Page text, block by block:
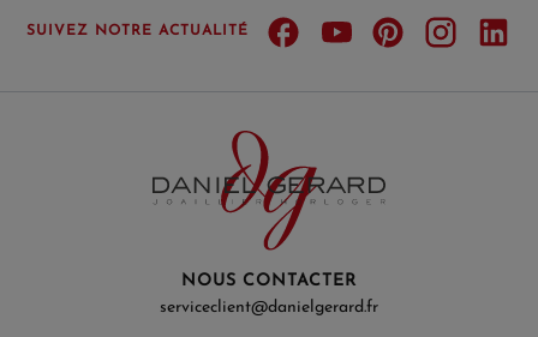
SUIVEZ NOTRE ACTUALITÉ
NOUS CONTACTER
serviceclient@danielgerard.fr